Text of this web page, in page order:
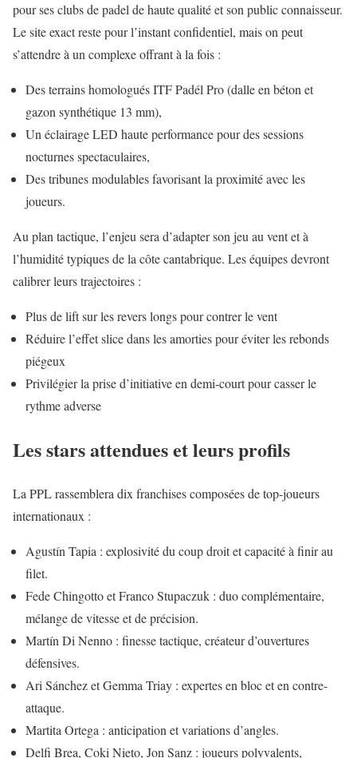
pour ses clubs de padel de haute qualité et son public connaisseur.
Le site exact reste pour l’instant confidentiel, mais on peut
s’attendre à un complexe offrant à la fois :
Des terrains homologués ITF Padél Pro (dalle en béton et
gazon synthétique 13 mm),
Un éclairage LED haute performance pour des sessions
nocturnes spectaculaires,
Des tribunes modulables favorisant la proximité avec les
joueurs.
Au plan tactique, l’enjeu sera d’adapter son jeu au vent et à
l’humidité typiques de la côte cantabrique. Les équipes devront
calibrer leurs trajectoires :
Plus de lift sur les revers longs pour contrer le vent
Réduire l’effet slice dans les amorties pour éviter les rebonds
piégeux
Privilégier la prise d’initiative en demi-court pour casser le
rythme adverse
Les stars attendues et leurs profils
La PPL rassemblera dix franchises composées de top-joueurs
internationaux :
Agustín Tapia : explosivité du coup droit et capacité à finir au
filet.
Fede Chingotto et Franco Stupaczuk : duo complémentaire,
mélange de vitesse et de précision.
Martín Di Nenno : finesse tactique, créateur d’ouvertures
défensives.
Ari Sánchez et Gemma Triay : expertes en bloc et en contre-
attaque.
Martita Ortega : anticipation et variations d’angles.
Delfi Brea, Coki Nieto, Jon Sanz : joueurs polyvalents,